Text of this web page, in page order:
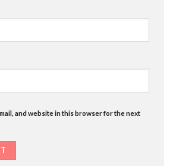
and website in this browser for the next